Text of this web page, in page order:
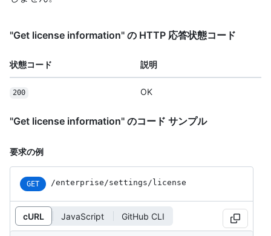
"Get license information" の HTTP 応答状態コード
状態コード 説明
200 OK
"Get license information" のコード サンプル
要求の例
GET /enterprise/settings/license
cURL JavaScript GitHub CLI